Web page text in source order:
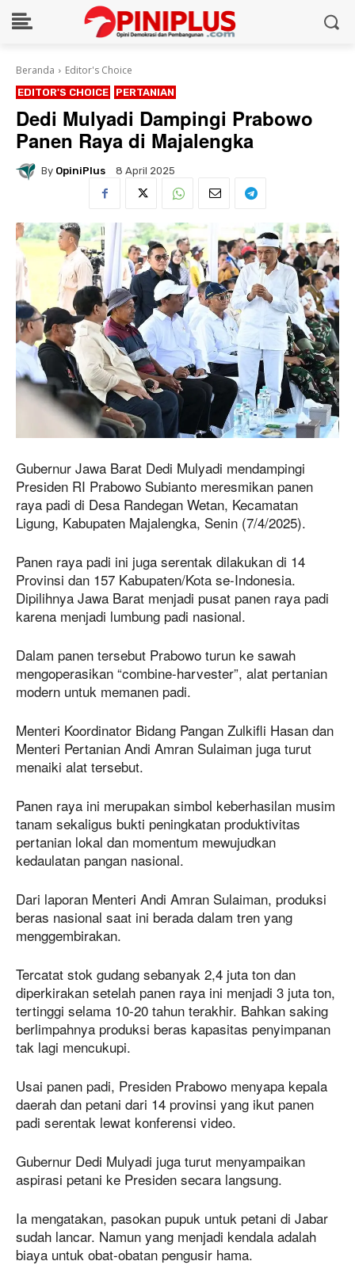
Beranda Editor's Choice
EDITOR'S CHOICE PERTANIAN
Dedi Mulyadi Dampingi Prabowo
Panen Raya di Majalengka
By OpiniPlus 8 April 2025
Gubernur Jawa Barat Dedi Mulyadi mendampingi
Presiden RI Prabowo Subianto meresmikan panen
raya padi di Desa Randegan Wetan, Kecamatan
Ligung, Kabupaten Majalengka, Senin (7/4/2025).
Panen raya padi ini juga serentak dilakukan di 14
Provinsi dan 157 Kabupaten/Kota se-Indonesia.
Dipilihnya Jawa Barat menjadi pusat panen raya padi
karena menjadi lumbung padi nasional.
Dalam panen tersebut Prabowo turun ke sawah
mengoperasikan “combine-harvester”, alat pertanian
modern untuk memanen padi.
Menteri Koordinator Bidang Pangan Zulkifli Hasan dan
Menteri Pertanian Andi Amran Sulaiman juga turut
menaiki alat tersebut.
Panen raya ini merupakan simbol keberhasilan musim
tanam sekaligus bukti peningkatan produktivitas
pertanian lokal dan momentum mewujudkan
kedaulatan pangan nasional.
Dari laporan Menteri Andi Amran Sulaiman, produksi
beras nasional saat ini berada dalam tren yang
menggembirakan.
Tercatat stok gudang sebanyak 2,4 juta ton dan
diperkirakan setelah panen raya ini menjadi 3 juta ton,
tertinggi selama 10-20 tahun terakhir. Bahkan saking
berlimpahnya produksi beras kapasitas penyimpanan
tak lagi mencukupi.
Usai panen padi, Presiden Prabowo menyapa kepala
daerah dan petani dari 14 provinsi yang ikut panen
padi serentak lewat konferensi video.
Gubernur Dedi Mulyadi juga turut menyampaikan
aspirasi petani ke Presiden secara langsung.
Ia mengatakan, pasokan pupuk untuk petani di Jabar
sudah lancar. Namun yang menjadi kendala adalah
biaya untuk obat-obatan pengusir hama.